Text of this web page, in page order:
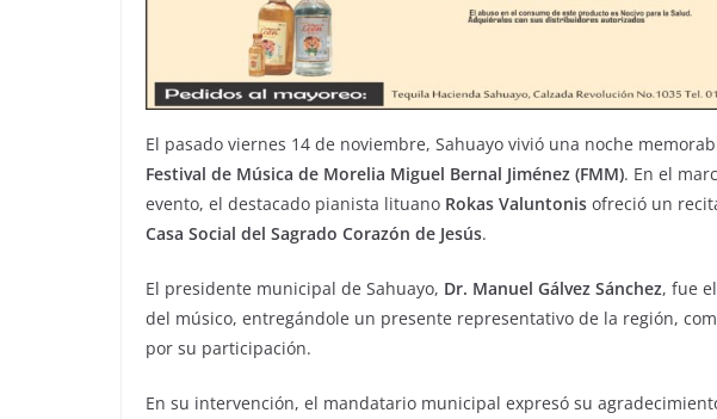
El pasado viernes 14 de noviembre, Sahuayo vivió una noche
Festival de Música de Morelia Miguel Bernal Jiménez (FMM). En el
evento, el destacado pianista lituano Rokas Valuntonis ofreció un
Casa Social del Sagrado Corazón de Jesús.
El presidente municipal de Sahuayo, Dr. Manuel Gálvez Sánchez, fue
del músico, entregándole un presente representativo de la región,
por su participación.
En su intervención, el mandatario municipal expresó su